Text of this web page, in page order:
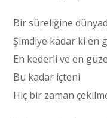
Bir süreliğine
Şimdiye kadar ki en
En kederli ve en
Bu kadar içteni
Hiç bir zaman